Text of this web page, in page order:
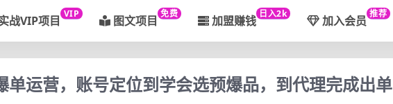
战VIP项目 VIP 图文项目 免费 加盟赚钱 日入2k 加入会员 推荐
单运营，账号定位到学会选预爆品，到代理完成出单